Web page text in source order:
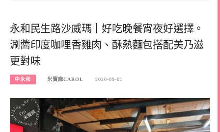
永和民生路沙威瑪┃好吃晚餐宵夜好選擇。
涮醬印度咖哩香雞肉、酥熱麵包搭配美乃滋
更對味
中永和 米寶麻CAROL 2020-09-01